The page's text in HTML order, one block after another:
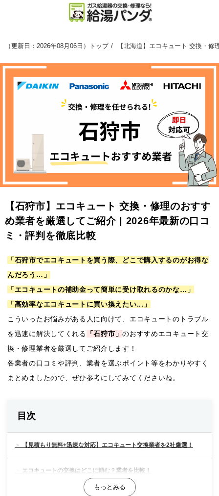
（更新日：2026年08月06日 ） トップ 【北海道】エコキュート 交換・
【石狩市】エコキュート 交換・修理のおすす
め業者を厳選してご紹介 | 2026年最新の口コ
ミ・評判を徹底比較
「石狩市でエコキュートを買う際、どこで購入するのがお得な
んだろう…」
「エコキュートの補助金って簡単に受け取れるのかな…」
「高効率なエコキュートに買い換えたい...」
こういったお悩みがある人に向けて、エコキュートのトラブル
を迅速に解決してくれる
「石狩市」のおすすめエコキュート交
換・修理業者を厳選してご紹介します！
各業者の口コミや評判、業者を選ぶポイント等をわかりやすく
まとめましたので、ぜひ参考にしてみてくださいね。
目次
【見積もり無料+迅速な対応】エコキュート交換業者を2社厳選！
エコキュートの交換はどこに頼む？業者を比較！